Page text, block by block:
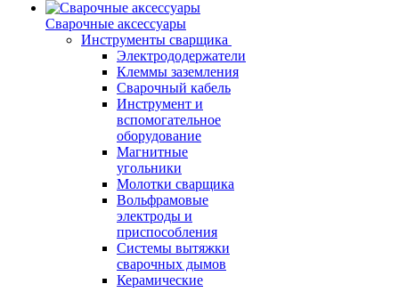
Сварочные аксессуары
Инструменты сварщика
Электрододержатели
Клеммы заземления
Сварочный кабель
Инструмент и
вспомогательное
оборудование
Магнитные
угольники
Молотки сварщика
Вольфрамовые
электроды и
приспособления
Системы вытяжки
сварочных дымов
Керамические